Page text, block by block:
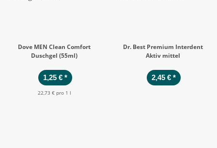
Dove MEN Clean Comfort
Duschgel (55ml)
1,25 €*
22,73 € pro 1 l
Dr. Best Premium Interdent
Aktiv mittel
2,45 €*